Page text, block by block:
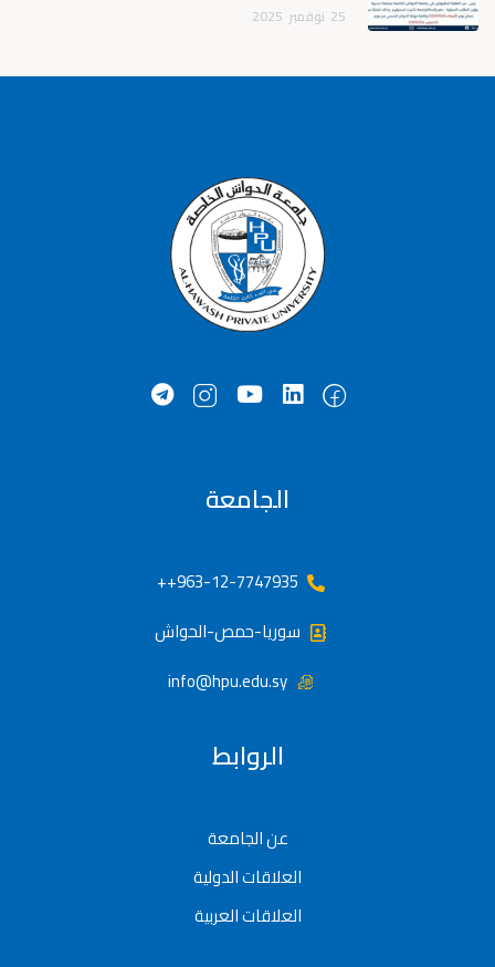
25 نوفمبر 2025
الجامعة
963-12-7747935++
سوريا-حمص-الحواش
info@hpu.edu.sy
الروابط
عن الجامعة
العلاقات الدولية
العلاقات العربية